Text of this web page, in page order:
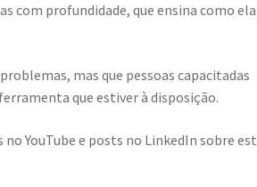
com profundidade, que ensina como ela
mas que pessoas capacitadas
que estiver à disposição.
YouTube e posts no LinkedIn sobre